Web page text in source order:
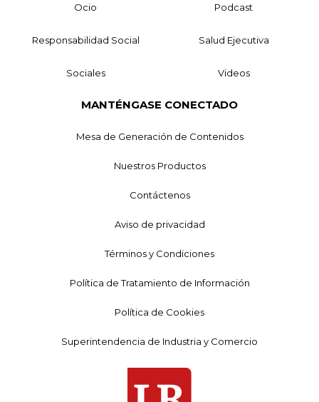
Ocio Podcast
Responsabilidad Social Salud Ejecutiva
Sociales Videos
MANTÉNGASE CONECTADO
Mesa de Generación de Contenidos
Nuestros Productos
Contáctenos
Aviso de privacidad
Términos y Condiciones
Política de Tratamiento de Información
Política de Cookies
Superintendencia de Industria y Comercio